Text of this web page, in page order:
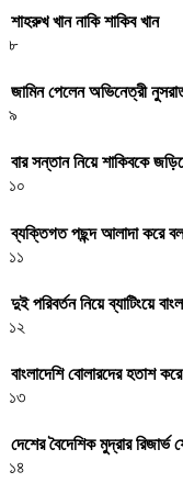
শাহরুখ খান নাকি শাকিব খান
৮
জামিন পেলেন অভিনেত্রী
৯
বার সন্তান নিয়ে শাকিবকে
১০
ব্যক্তিগত পছন্দ আলাদা করে
১১
দুই পরিবর্তন নিয়ে ব্যাটিংয়ে
১২
বাংলাদেশি বোলারদের হতাশ
১৩
দেশের বৈদেশিক মুদ্রার
১৪